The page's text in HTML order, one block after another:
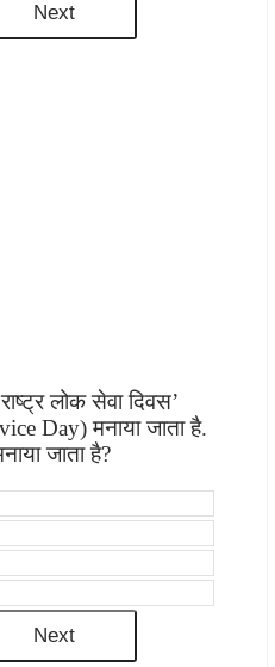
लोक सेवा दिवस’
Day) मनाया जाता है.
जाता है?